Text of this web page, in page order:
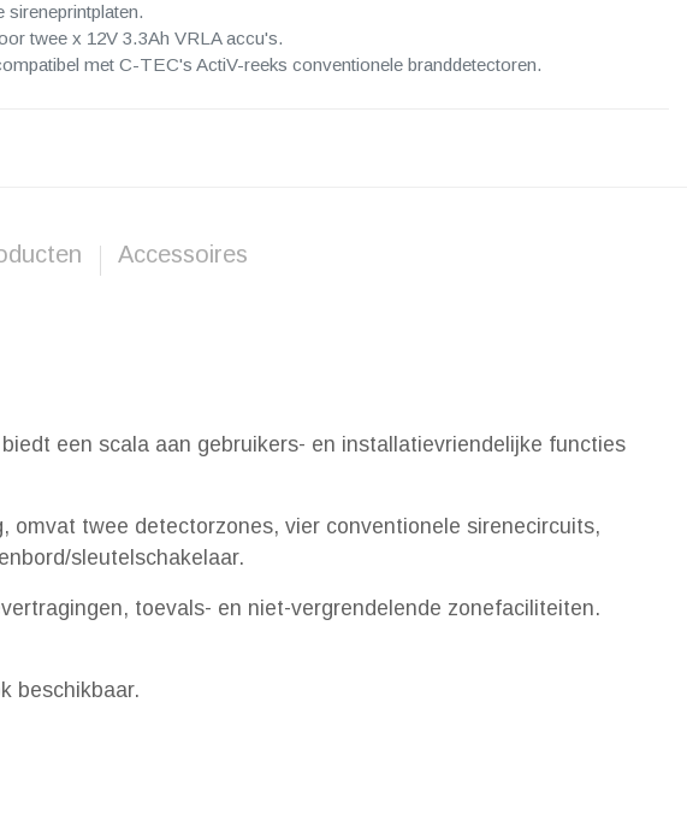
sireneprintplaten.
twee x 12V 3.3Ah VRLA accu's.
met C-TEC's ActiV-reeks conventionele branddetectoren.
Accessoires
een scala aan gebruikers- en installatievriendelijke functies
twee detectorzones, vier conventionele sirenecircuits,
sleutelschakelaar.
toevals- en niet-vergrendelende zonefaciliteiten.
beschikbaar.